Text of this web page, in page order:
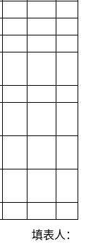
填表人：